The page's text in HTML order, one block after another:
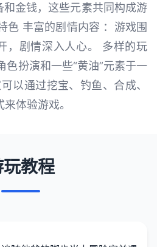
金钱，这些元素共同构成游
色 丰富的剧情内容 ：游戏围
，剧情深入人心。 多样的玩
色扮演和一些“黄油”元素于一
以通过挖宝、钓鱼、合成、
体验游戏。
玩教程